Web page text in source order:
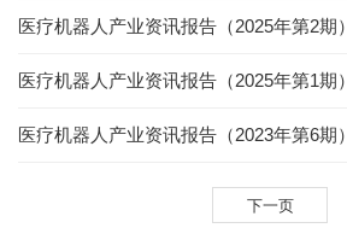
医疗机器人产业资讯报告（2025年第2期）
医疗机器人产业资讯报告（2025年第1期）
医疗机器人产业资讯报告（2023年第6期）
下一页